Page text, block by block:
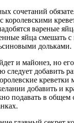
сочетаний
королевскими
вареные
яйца смешать с
дольками.
и майонез, но
следует добавить
креветки
добавить и
подавать в общем